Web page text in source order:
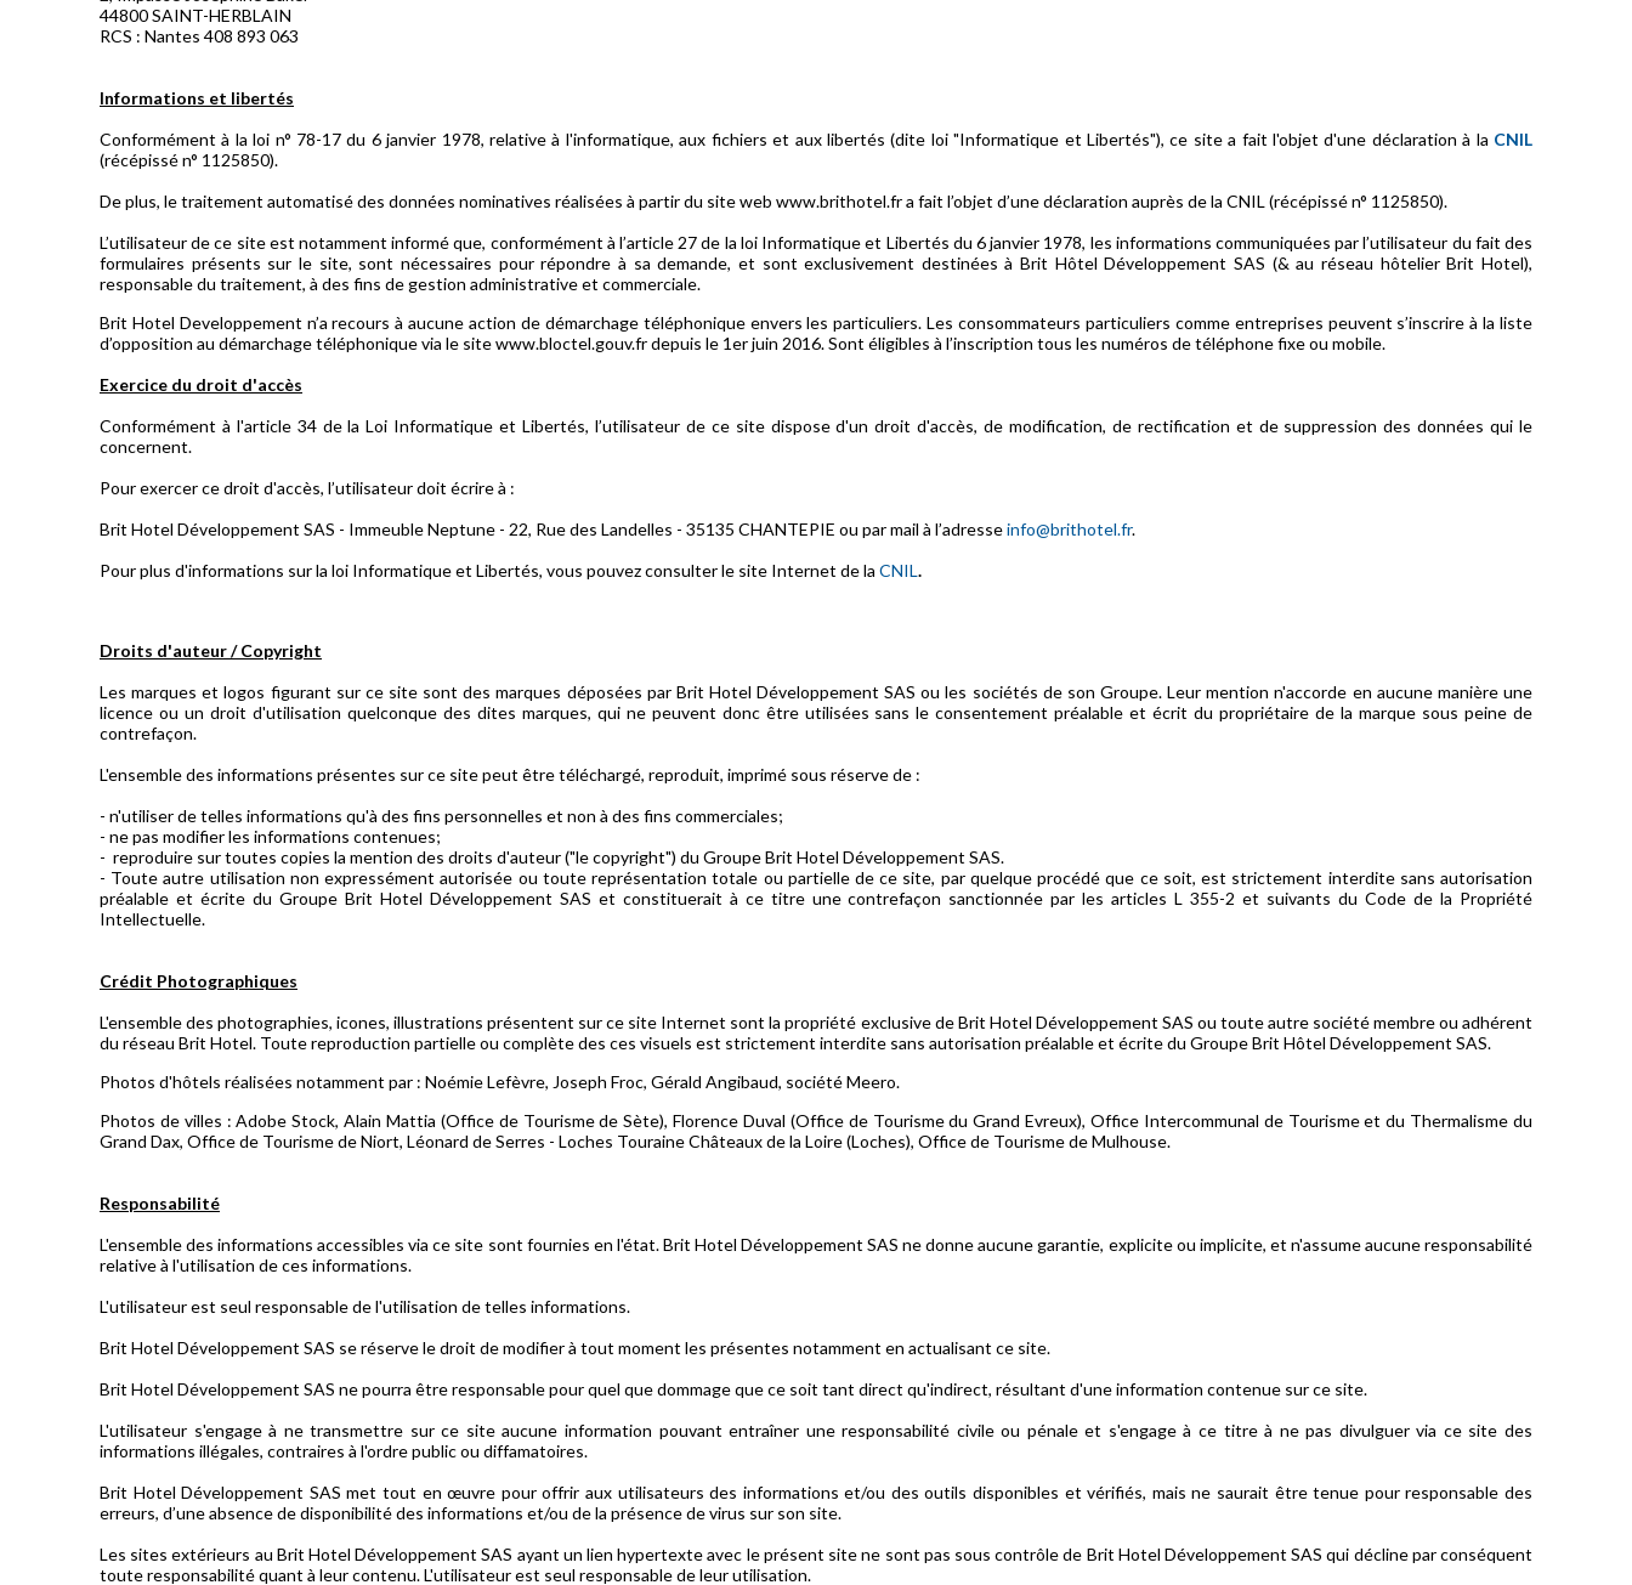
44800 SAINT-HERBLAIN
RCS : Nantes 408 893 063
Informations et libertés
Conformément à la loi n° 78-17 du 6 janvier 1978, relative à l'informatique, aux fichiers et aux libertés (dite loi "Informatique et Libertés"), ce site a fait l'objet d'une déclaration à la CNIL
(récépissé n° 1125850).
De plus, le traitement automatisé des données nominatives réalisées à partir du site web www.brithotel.fr a fait l’objet d’une déclaration auprès de la CNIL (récépissé n° 1125850).
L’utilisateur de ce site est notamment informé que, conformément à l’article 27 de la loi Informatique et Libertés du 6 janvier 1978, les informations communiquées par l’utilisateur du fait des
formulaires présents sur le site, sont nécessaires pour répondre à sa demande, et sont exclusivement destinées à Brit Hôtel Développement SAS (& au réseau hôtelier Brit Hotel),
responsable du traitement, à des fins de gestion administrative et commerciale.
Brit Hotel Developpement n’a recours à aucune action de démarchage téléphonique envers les particuliers. Les consommateurs particuliers comme entreprises peuvent s’inscrire à la liste
d’opposition au démarchage téléphonique via le site www.bloctel.gouv.fr depuis le 1er juin 2016. Sont éligibles à l’inscription tous les numéros de téléphone fixe ou mobile.
Exercice du droit d'accès
Conformément à l'article 34 de la Loi Informatique et Libertés, l’utilisateur de ce site dispose d'un droit d'accès, de modification, de rectification et de suppression des données qui le
concernent.
Pour exercer ce droit d'accès, l’utilisateur doit écrire à :
Brit Hotel Développement SAS - Immeuble Neptune - 22, Rue des Landelles - 35135 CHANTEPIE ou par mail à l’adresseinfo@brithotel.fr.
Pour plus d'informations sur la loi Informatique et Libertés, vous pouvez consulter le site Internet de la CNIL.
Droits d'auteur / Copyright
Les marques et logos figurant sur ce site sont des marques déposées par Brit Hotel Développement SAS ou les sociétés de son Groupe. Leur mention n'accorde en aucune manière une
licence ou un droit d'utilisation quelconque des dites marques, qui ne peuvent donc être utilisées sans le consentement préalable et écrit du propriétaire de la marque sous peine de
contrefaçon.
L'ensemble des informations présentes sur ce site peut être téléchargé, reproduit, imprimé sous réserve de :
- n'utiliser de telles informations qu'à des fins personnelles et non à des fins commerciales;
- ne pas modifier les informations contenues;
- reproduire sur toutes copies la mention des droits d'auteur ("le copyright") du Groupe Brit Hotel Développement SAS.
- Toute autre utilisation non expressément autorisée ou toute représentation totale ou partielle de ce site, par quelque procédé que ce soit, est strictement interdite sans autorisation
préalable et écrite du Groupe Brit Hotel Développement SAS et constituerait à ce titre une contrefaçon sanctionnée par les articles L 355-2 et suivants du Code de la Propriété
Intellectuelle.
Crédit Photographiques
L'ensemble des photographies, icones, illustrations présentent sur ce site Internet sont la propriété exclusive de Brit Hotel Développement SAS ou toute autre société membre ou adhérent
du réseau Brit Hotel. Toute reproduction partielle ou complète des ces visuels est strictement interdite sans autorisation préalable et écrite du Groupe Brit Hôtel Développement SAS.
Photos d'hôtels réalisées notamment par : Noémie Lefèvre, Joseph Froc, Gérald Angibaud, société Meero.
Photos de villes : Adobe Stock, Alain Mattia (Office de Tourisme de Sète), Florence Duval (Office de Tourisme du Grand Evreux), Office Intercommunal de Tourisme et du Thermalisme du
Grand Dax, Office de Tourisme de Niort, Léonard de Serres - Loches Touraine Châteaux de la Loire (Loches), Office de Tourisme de Mulhouse.
Responsabilité
L'ensemble des informations accessibles via ce site sont fournies en l'état. Brit Hotel Développement SAS ne donne aucune garantie, explicite ou implicite, et n'assume aucune responsabilité
relative à l'utilisation de ces informations.
L'utilisateur est seul responsable de l'utilisation de telles informations.
Brit Hotel Développement SAS se réserve le droit de modifier à tout moment les présentes notamment en actualisant ce site.
Brit Hotel Développement SAS ne pourra être responsable pour quel que dommage que ce soit tant direct qu'indirect, résultant d'une information contenue sur ce site.
L'utilisateur s'engage à ne transmettre sur ce site aucune information pouvant entraîner une responsabilité civile ou pénale et s'engage à ce titre à ne pas divulguer via ce site des
informations illégales, contraires à l'ordre public ou diffamatoires.
Brit Hotel Développement SAS met tout en œuvre pour offrir aux utilisateurs des informations et/ou des outils disponibles et vérifiés, mais ne saurait être tenue pour responsable des
erreurs, d’une absence de disponibilité des informations et/ou de la présence de virus sur son site.
Les sites extérieurs au Brit Hotel Développement SAS ayant un lien hypertexte avec le présent site ne sont pas sous contrôle de Brit Hotel Développement SAS qui décline par conséquent
toute responsabilité quant à leur contenu. L'utilisateur est seul responsable de leur utilisation.